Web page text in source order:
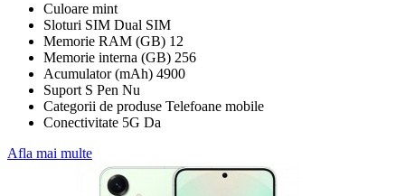
Culoare mint
Sloturi SIM Dual SIM
Memorie RAM (GB) 12
Memorie interna (GB) 256
Acumulator (mAh) 4900
Suport S Pen Nu
Categorii de produse Telefoane mobile
Conectivitate 5G Da
Afla mai multe